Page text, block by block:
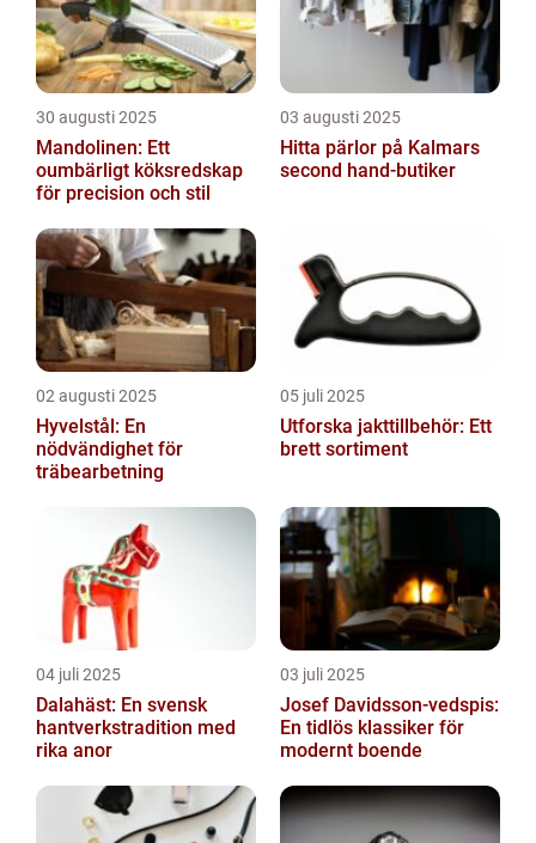
30 augusti 2025
Mandolinen: Ett
oumbärligt köksredskap
för precision och stil
03 augusti 2025
Hitta pärlor på Kalmars
second hand-butiker
02 augusti 2025
Hyvelstål: En
nödvändighet för
träbearbetning
05 juli 2025
Utforska jakttillbehör: Ett
brett sortiment
04 juli 2025
Dalahäst: En svensk
hantverkstradition med
rika anor
03 juli 2025
Josef Davidsson-vedspis:
En tidlös klassiker för
modernt boende